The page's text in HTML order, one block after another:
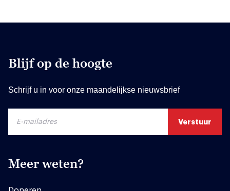
Blijf op de hoogte
Schrijf u in voor onze maandelijkse nieuwsbrief
Meer weten?